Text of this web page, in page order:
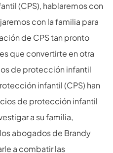
(CPS), hablaremos con
con la familia para
de CPS tan pronto
que convertirte en otra
de protección infantil
infantil (CPS) han
de protección infantil
a su familia,
abogados de Brandy
a combatir las